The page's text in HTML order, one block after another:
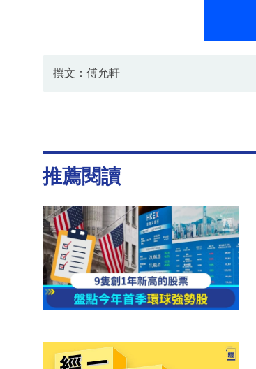
撰文：傅允軒
推薦閱讀